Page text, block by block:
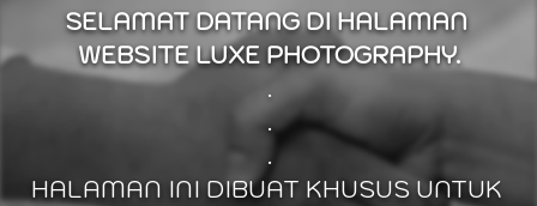
SELAMAT DATANG DI HALAMAN
WEBSITE LUXE PHOTOGRAPHY.
.
.
.
HALAMAN INI DIBUAT KHUSUS UNTUK